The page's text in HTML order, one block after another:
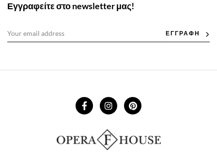
Εγγραφείτε στο newsletter μας!
ΕΓΓΡΑΦΗ